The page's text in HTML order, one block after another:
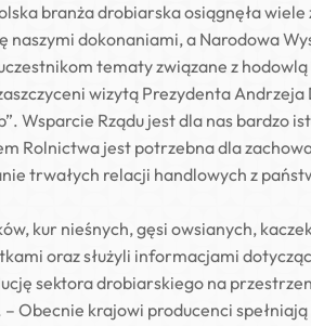
branża drobiarska osiągnęła wiele
dokonaniami, a Narodowa
tematy związane z hodowlą
wizytą Prezydenta
Wsparcie Rządu jest dla nas bardzo
Rolnictwa jest potrzebna dla
trwałych relacji handlowych z
kur nieśnych, gęsi owsianych,
oraz służyli informacjami
sektora drobiarskiego na
Obecnie krajowi producenci